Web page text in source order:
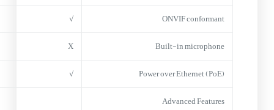
ONVIF conformant
√
Built-in microphone
X
Power over Ethernet (PoE)
√
Advanced Features